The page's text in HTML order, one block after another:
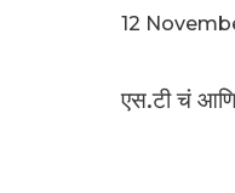
12
एस.टी चं